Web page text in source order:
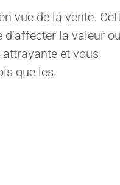
vue de la vente.
la valeur ou
et vous
que les